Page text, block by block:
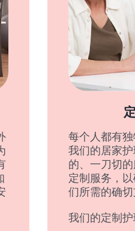
每个人都有
我们的居家
的、一刀切
定制服务，
们所需的确切
我们的定制护